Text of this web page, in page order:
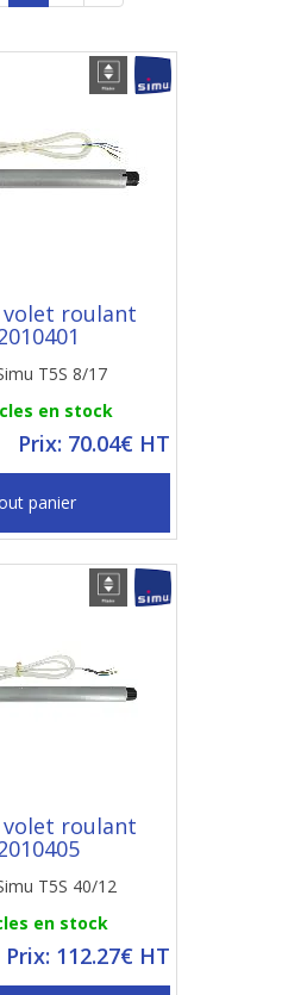
roulant
T5S 8/17
en stock
Prix: 70.04€ HT
panier
roulant
T5S 40/12
en stock
Prix: 112.27€ HT